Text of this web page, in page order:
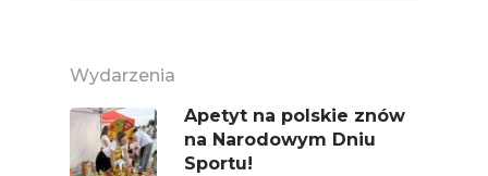
Wydarzenia
Apetyt na polskie znów
na Narodowym Dniu
Sportu!
Federacja
Związków